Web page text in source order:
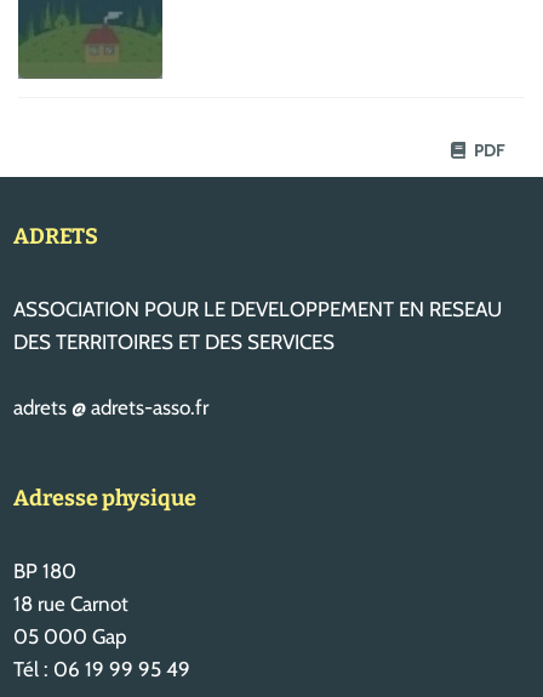
PDF
ADRETS
ASSOCIATION POUR LE DEVELOPPEMENT EN RESEAU
DES TERRITOIRES ET DES SERVICES
adrets @ adrets-asso.fr
Adresse physique
BP 180
18 rue Carnot
05 000 Gap
Tél : 06 19 99 95 49